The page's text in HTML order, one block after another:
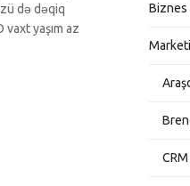
də dəqiq
vaxt yaşım az
Biznes
CRM